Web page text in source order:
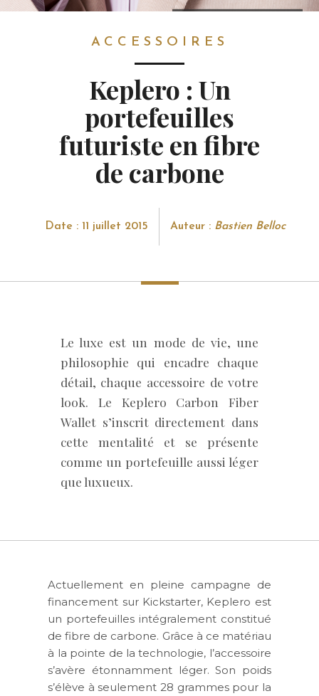
ACCESSOIRES
Keplero : Un
portefeuilles
futuriste en fibre
de carbone
Date : 11 juillet 2015 Auteur : Bastien Belloc
Le luxe est un mode de vie, une
philosophie qui encadre chaque
détail, chaque accessoire de votre
look. Le Keplero Carbon Fiber
Wallet s’inscrit directement dans
cette mentalité et se présente
comme un portefeuille aussi léger
que luxueux.
Actuellement en pleine campagne de
financement sur Kickstarter, Keplero est
un portefeuilles intégralement constitué
de fibre de carbone. Grâce à ce matériau
à la pointe de la technologie, l’accessoire
s’avère étonnamment léger. Son poids
s’élève à seulement 28 grammes pour la